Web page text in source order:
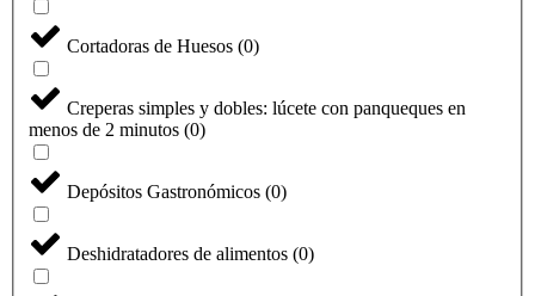
Cortadoras de Huesos (0)
Creperas simples y dobles: lúcete con panqueques en
menos de 2 minutos (0)
Depósitos Gastronómicos (0)
Deshidratadores de alimentos (0)